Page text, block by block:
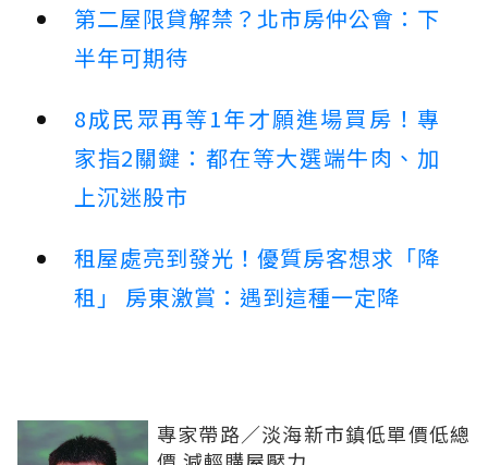
第二屋限貸解禁？北市房仲公會：下
半年可期待
8成民眾再等1年才願進場買房！專
家指2關鍵：都在等大選端牛肉、加
上沉迷股市
租屋處亮到發光！優質房客想求「降
租」 房東激賞：遇到這種一定降
專家帶路／淡海新市鎮低單價低總